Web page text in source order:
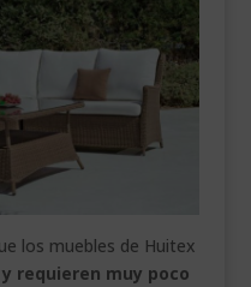
los muebles de Huitex
requieren muy poco